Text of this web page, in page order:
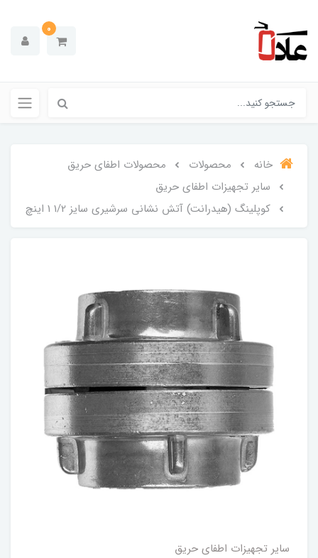
0
خانه محصولات
محصولات اطفای حریق
سایر تجهیزات اطفای حریق
کوپلینگ (هیدرانت) آتش نشانی سرشیری سایز 1/2 1 اینچ
سایر تجهیزات اطفای حریق